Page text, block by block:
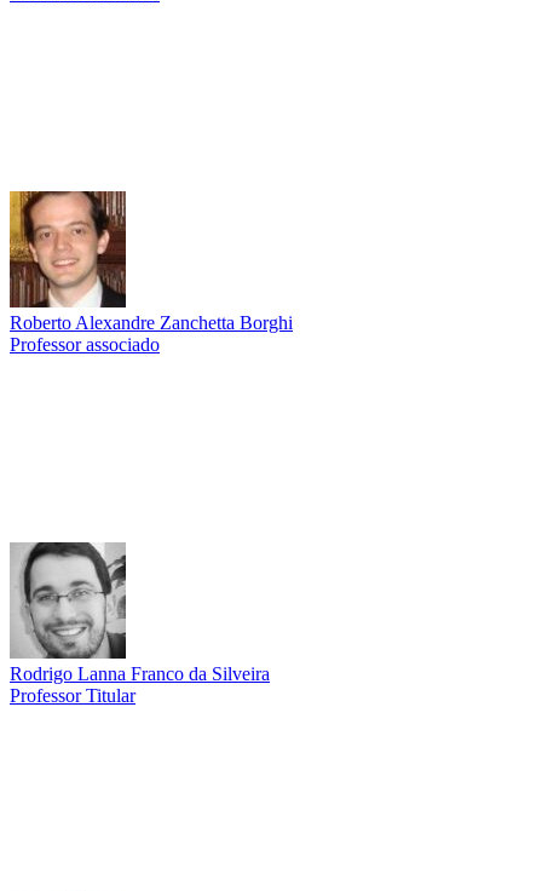
Roberto Alexandre Zanchetta Borghi
Professor associado
Rodrigo Lanna Franco da Silveira
Professor Titular